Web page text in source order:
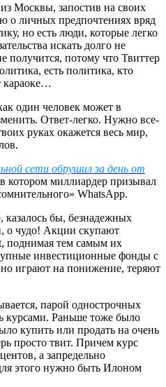
Москвы, запостив на своих
о личных предпочтениях вряд
но есть люди, которые легко
искать долго не
получится, потому что Твиттер
есть политика, кто
караоке…
один человек может в
Ответ-легко. Нужно все-
руках окажется весь мир,
сети обрушил за день от
котором миллиардер призывал
WhatsApp.
бы, безнадежных
о чудо! Акции скупают
поднимая тем самым их
инвестиционные фонды с
играют на понижение, теряют
парой однострочных
курсами. Раньше тоже было
купить или продать на очень
просто твит. Причем курс
а запредельно
этого нужно быть Илоном